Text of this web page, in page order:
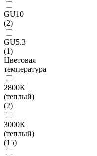
GU10
(2)
GU5.3
(1)
Цветовая
температура
2800К
(теплый)
(2)
3000К
(теплый)
(15)